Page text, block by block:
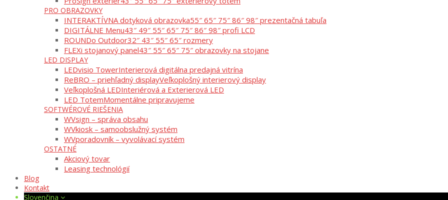
PRO OBRAZOVKY
INTERAKTÍVNA dotyková obrazovka55″ 65″ 75″ 86″ 98″ prezentačná tabuľa
DIGITÁLNE Menu43″ 49″ 55″ 65″ 75″ 86″ 98″ profi LCD
ROUNDo Outdoor32″ 43″ 55″ 65″ rozmery
FLEXi stojanový panel43″ 55″ 65″ 75″ obrazovky na stojane
LED DISPLAY
LEDvisio TowerInterierová digitálna predajná vitrína
ReBRO – priehľadný displayVeľkoplošný interierový display
Veľkoplošná LEDInteriérová a Exterierová LED
LED TotemMomentálne pripravujeme
SOFTWÉROVÉ RIEŠENIA
WVsign – správa obsahu
WVkiosk – samoobslužný systém
WVporadovník – vyvolávací systém
OSTATNÉ
Akciový tovar
Leasing technológií
Blog
Kontakt
Slovenčina